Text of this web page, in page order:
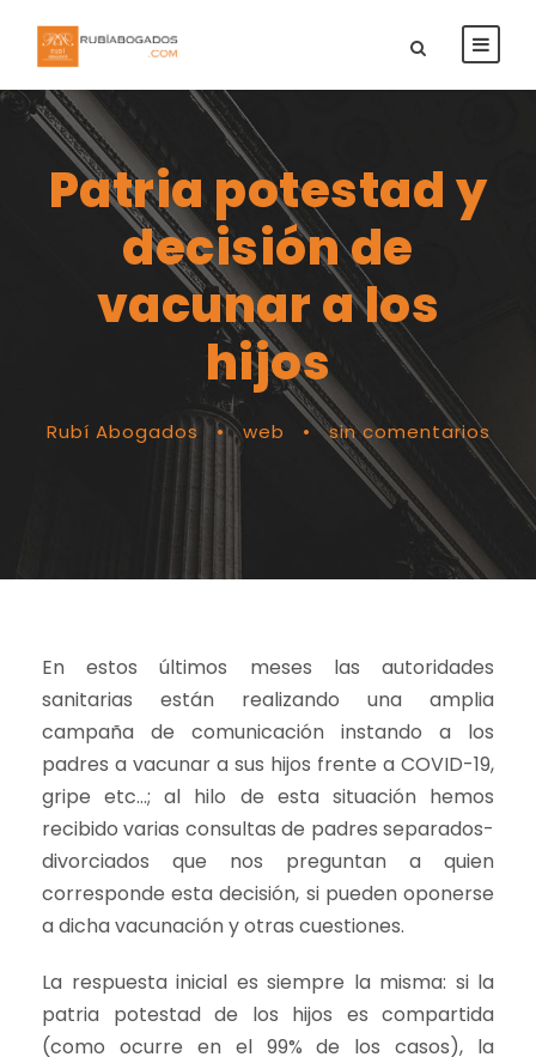
Patria potestad y
decisión de
vacunar a los
hijos
Rubí Abogados • web • sin comentarios
En estos últimos meses las autoridades
sanitarias están realizando una amplia
campaña de comunicación instando a los
padres a vacunar a sus hijos frente a COVID-19,
gripe etc…; al hilo de esta situación hemos
recibido varias consultas de padres separados-
divorciados que nos preguntan a quien
corresponde esta decisión, si pueden oponerse
a dicha vacunación y otras cuestiones.
La respuesta inicial es siempre la misma: si la
patria potestad de los hijos es compartida
(como ocurre en el 99% de los casos), la